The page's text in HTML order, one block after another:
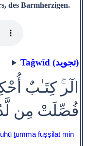
des Barmherzigen.
Taǧwīd (تجويد)
الٓر‌ۚ كِتَـٰبٌ
فُصِّلَتْ مِن
ṯumma fuṣṣilat min